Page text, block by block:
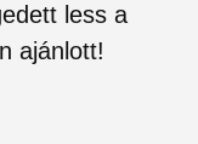
less a
ajánlott!